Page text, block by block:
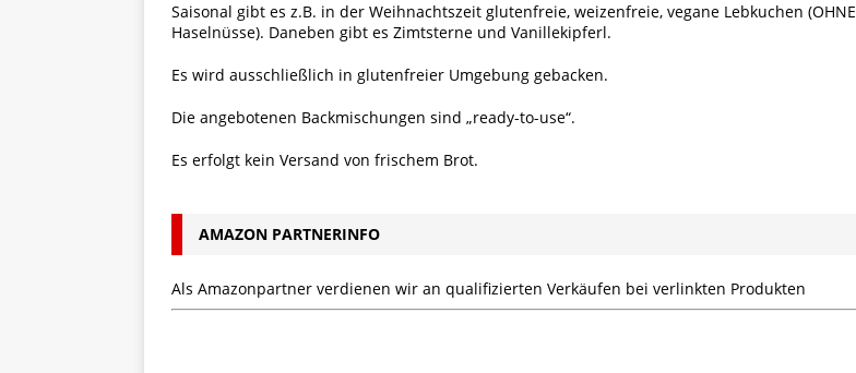
Saisonal gibt es z.B. in der Weihnachtszeit glutenfreie, weizenfreie, vegane Lebkuchen (OHNE
Haselnüsse). Daneben gibt es Zimtsterne und Vanillekipferl.
Es wird ausschließlich in glutenfreier Umgebung gebacken.
Die angebotenen Backmischungen sind „ready-to-use“.
Es erfolgt kein Versand von frischem Brot.
AMAZON PARTNERINFO
Als Amazonpartner verdienen wir an qualifizierten Verkäufen bei verlinkten Produkten